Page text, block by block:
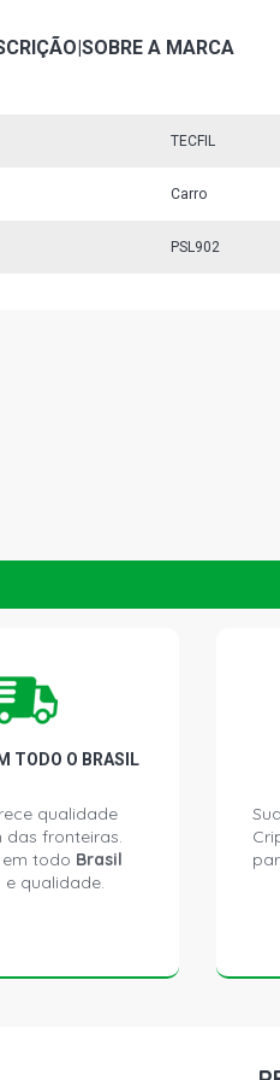
|SOBRE A MARCA
TECFIL
Carro
PSL902
TODO O BRASIL
qualidade
das fronteiras.
todo Brasil
qualidade.